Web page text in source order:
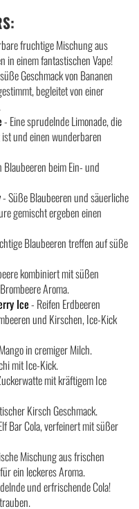
fruchtige Mischung aus
in einem fantastischen Vape!
Geschmack von Bananen
begleitet von einer
- Eine sprudelnde Limonade, die
und einen wunderbaren
Blaubeeren beim Ein- und
- Süße Blaubeeren und säuerliche
gemischt ergeben einen
Blaubeeren treffen auf süße
kombiniert mit süßen
Aroma.
Ice- Reifen Erdbeeren
und Kirschen, Ice-Kick
in cremiger Milch.
mit Ice-Kick.
mit kräftigem Ice
Kirsch Geschmack.
Bar Cola, verfeinert mit süßer
Mischung aus frischen
ein leckeres Aroma.
und erfrischende Cola!